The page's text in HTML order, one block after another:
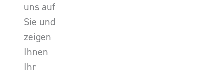
uns auf
Sie und
zeigen
Ihnen
Ihr